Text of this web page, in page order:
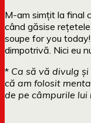
M-am simțit la final
când găsise rețetele
soupe for you
dimpotrivă. Nici eu
* Ca să vă divulg
că am folosit
de pe câmpurile